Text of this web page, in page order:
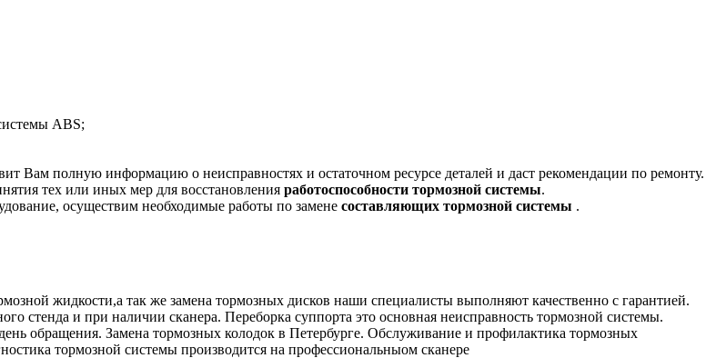
ABS;
Вам полную информацию о неисправностях и остаточном ресурсе деталей и даст рекомендации по ремонту.
тех или иных мер для восстановления работоспособности тормозной системы.
осуществим необходимые работы по замене составляющих тормозной системы .
жидкости,а так же замена тормозных дисков наши специалисты выполняют качественно с гарантией.
стенда и при наличии сканера. Переборка суппорта это основная неисправность тормозной системы.
обращения. Замена тормозных колодок в Петербурге. Обслуживание и профилактика тормозных
тормозной системы производится на профессиональныом сканере